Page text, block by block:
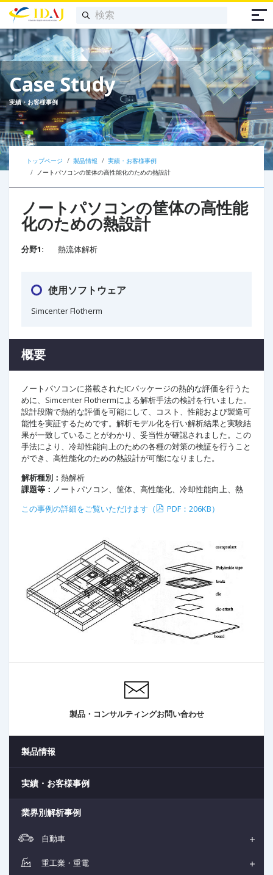
Case Study
実績・お客様事例
トップページ 製品情報
実績・お客様事例
ノートパソコンの筐体の高性能化のための熱設計
ノートパソコンの筐体の高性能
化のための熱設計
分野1: 熱流体解析
使用ソフトウェア
Simcenter Flotherm
概要
ノートパソコンに搭載されたICパッケージの熱的な評価を行うた
めに、Simcenter Flothermによる解析手法の検討を行いました。
設計段階で熱的な評価を可能にして、コスト、性能および製造可
能性を実証するためです。解析モデル化を行い解析結果と実験結
果が一致していることがわかり、妥当性が確認されました。この
手法により、冷却性能向上のための各種の対策の検証を行うこと
ができ、高性能化のための熱設計が可能になりました。
解析種別： 熱解析
課題等： ノートパソコン、筐体、高性能化、冷却性能向上、熱
この事例の詳細をご覧いただけます（
PDF：206KB）
製品・コンサルティングお問い合わせ
製品情報
実績・お客様事例
業界別解析事例
自動車
重工業・重電